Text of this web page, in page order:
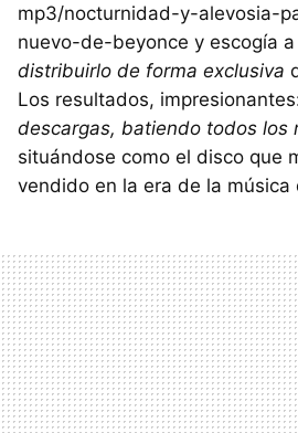
mp3/nocturnidad-y-alevosia-
nuevo-de-beyonce y escogía a
distribuirlo de forma exclusiva
Los resultados,
descargas, batiendo todos los
situándose como el disco que
vendido en la era de la música